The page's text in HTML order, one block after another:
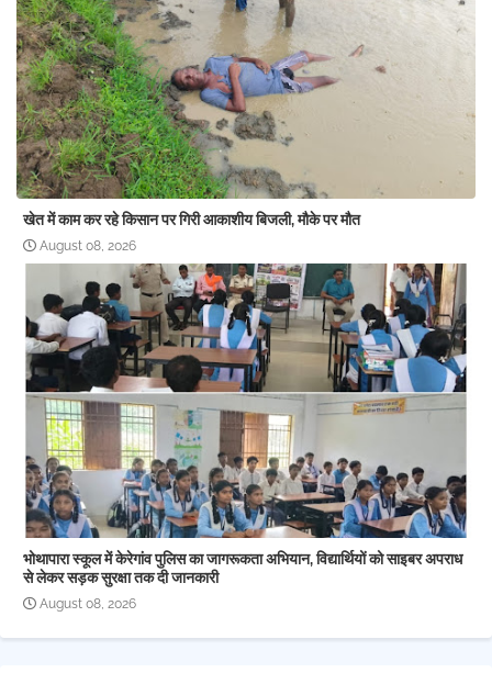
खेत में काम कर रहे किसान पर गिरी आकाशीय बिजली, मौके पर मौत
August 08, 2026
भोथापारा स्कूल में केरेगांव पुलिस का जागरूकता अभियान, विद्यार्थियों को साइबर अपराध
से लेकर सड़क सुरक्षा तक दी जानकारी
August 08, 2026